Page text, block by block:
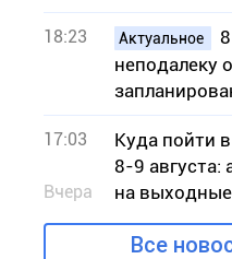
присвоить
Украины
18:23 Актуальное
неподалеку
света –
17:03
Вчера
Куда пойти
8-9
на выходные
Все